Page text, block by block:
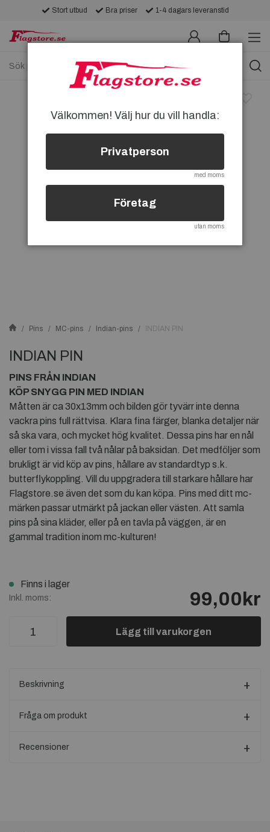
Stort utbud Bra priser 1-4 dagars leveranstid
Pins MC-pins Indian-pins INDIAN PIN
INDIAN PIN
PINS FRÅN INDIAN
KÖP SNYGG PIN MED INDIAN
Måtten är ca 30x13mm och bilden gör tyvärr inte denna
vackra pins full rättvisa. Klara fina färger, blanka detaljer när
så ska vara, och mycket hög kvalitet. Dessa pins har en nål
eller tom i vissa fall två nålar på baksidan. Det medföljer som
brukligt är vid köp av pins, hållare av standardtyp s.k.
butterflykoppling. Vill du uppgradera till starkare hållare har
Flagstore.se även det som du kan köpa. Pins med ditt mc-
märken passar utmärkt på jackan eller västen. Att samla
pins på sina kläder, eller på en tavla på väggen, är en
gammal tradition inom mc-kulturen!
Finns i lager
Inkl. moms: 99,00kr
Lägg till varukorgen
Beskrivning
Fråga om produkt
Recensioner
Välkommen! Välj hur du vill handla:
Privatperson
med moms
Företag
utan moms